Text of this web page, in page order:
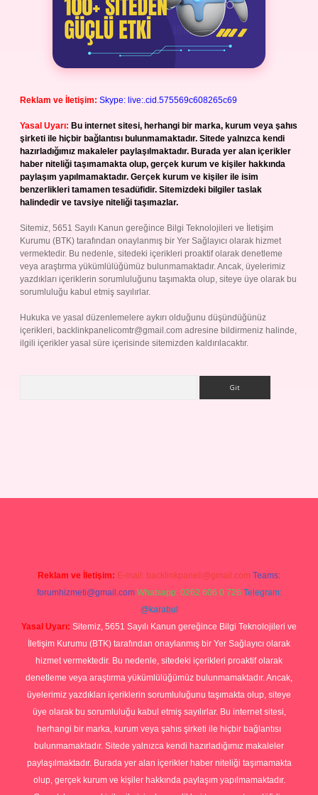
Reklam ve İletişim: Skype: live:.cid.575569c608265c69
Yasal Uyarı: Bu internet sitesi, herhangi bir marka, kurum veya şahıs
şirketi ile hiçbir bağlantısı bulunmamaktadır. Sitede yalnızca kendi
hazırladığımız makaleler paylaşılmaktadır. Burada yer alan içerikler
haber niteliği taşımamakta olup, gerçek kurum ve kişiler hakkında
paylaşım yapılmamaktadır. Gerçek kurum ve kişiler ile isim
benzerlikleri tamamen tesadüfidir. Sitemizdeki bilgiler taslak
halindedir ve tavsiye niteliği taşımazlar.
Sitemiz, 5651 Sayılı Kanun gereğince Bilgi Teknolojileri ve İletişim
Kurumu (BTK) tarafından onaylanmış bir Yer Sağlayıcı olarak hizmet
vermektedir. Bu nedenle, sitedeki içerikleri proaktif olarak denetleme
veya araştırma yükümlülüğümüz bulunmamaktadır. Ancak, üyelerimiz
yazdıkları içeriklerin sorumluluğunu taşımakta olup, siteye üye olarak bu
sorumluluğu kabul etmiş sayılırlar.
Hukuka ve yasal düzenlemelere aykırı olduğunu düşündüğünüz
içerikleri, backlinkpanelicomtr@gmail.com adresine bildirmeniz halinde,
ilgili içerikler yasal süre içerisinde sitemizden kaldırılacaktır.
Reklam ve İletişim: E-mail: backlinkpaneli@gmail.com Teams:
forumhizmeti@gmail.com Whatsapp: 0262 606 0 726 Telegram:
@karabul
Yasal Uyarı: Sitemiz, 5651 Sayılı Kanun gereğince Bilgi Teknolojileri ve
İletişim Kurumu (BTK) tarafından onaylanmış bir Yer Sağlayıcı olarak
hizmet vermektedir. Bu nedenle, sitedeki içerikleri proaktif olarak
denetleme veya araştırma yükümlülüğümüz bulunmamaktadır. Ancak,
üyelerimiz yazdıkları içeriklerin sorumluluğunu taşımakta olup, siteye
üye olarak bu sorumluluğu kabul etmiş sayılırlar. Bu internet sitesi,
herhangi bir marka, kurum veya şahıs şirketi ile hiçbir bağlantısı
bulunmamaktadır. Sitede yalnızca kendi hazırladığımız makaleler
paylaşılmaktadır. Burada yer alan içerikler haber niteliği taşımamakta
olup, gerçek kurum ve kişiler hakkında paylaşım yapılmamaktadır.